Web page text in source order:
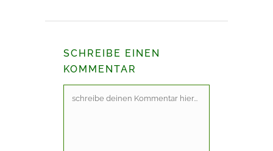
SCHREIBE EINEN
KOMMENTAR